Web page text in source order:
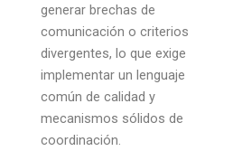
generar brechas de
comunicación o criterios
divergentes, lo que exige
implementar un lenguaje
común de calidad y
mecanismos sólidos de
coordinación.